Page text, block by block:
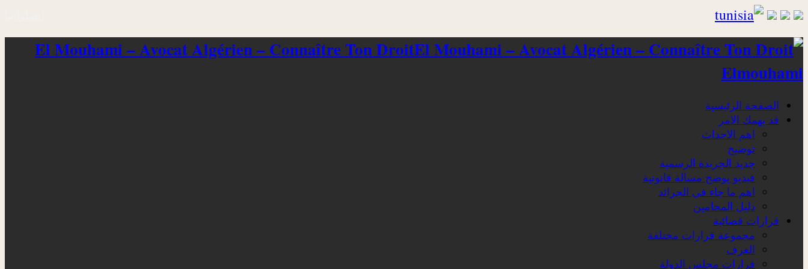
El Mouhami – Avocat Algérien – Connaître Ton Droit
Elmouhami
الصفحة الرئيسية
قد يهمك الامر
اهم الاحداث
توضيح
جديد الجريدة الرسمية
فيديو يوضح مسالة قانونية
اهم ما جاء في الجرائد
دليل المحامين
قرارات قضائية
مجموعة قرارات مختلفة
الغرف
قرارات مجلس الدولة